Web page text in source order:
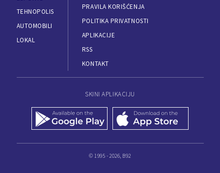
TEHNOPOLIS
AUTOMOBILI
LOKAL
PRAVILA KORIŠĆENJA
POLITIKA PRIVATNOSTI
APLIKACIJE
RSS
KONTAKT
SKINI APLIKACIJU
© 1995 - 2026, B92